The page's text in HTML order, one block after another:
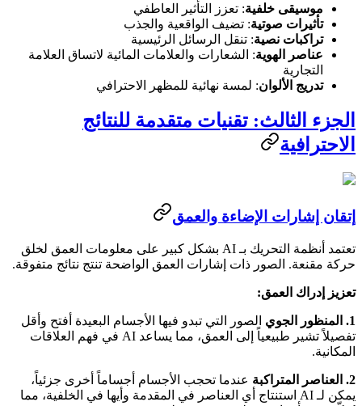
موسيقى خلفية: تعزز التأثير العاطفي
تأثيرات صوتية: تضيف الواقعية والجذب
تراكبات نصية: تنقل الرسائل الرئيسية
عناصر الهوية: الشعارات والعلامات المائية لاتساق العلامة
التجارية
تدريج الألوان: لمسة نهائية للمظهر الاحترافي
الجزء الثالث: تقنيات متقدمة للنتائج
الاحترافية
إتقان إشارات الإضاءة والعمق
تعتمد أنظمة التحريك بـ AI بشكل كبير على معلومات العمق لخلق
حركة مقنعة. الصور ذات إشارات العمق الواضحة تنتج نتائج متفوقة.
تعزيز إدراك العمق:
1. المنظور الجوي
الصور التي تبدو فيها الأجسام البعيدة أفتح وأقل
تفصيلاً تشير طبيعياً إلى العمق، مما يساعد AI في فهم العلاقات
المكانية.
2. العناصر المتراكبة
عندما تحجب الأجسام أجساماً أخرى جزئياً،
يمكن لـ AI استنتاج أي العناصر في المقدمة وأيها في الخلفية، مما